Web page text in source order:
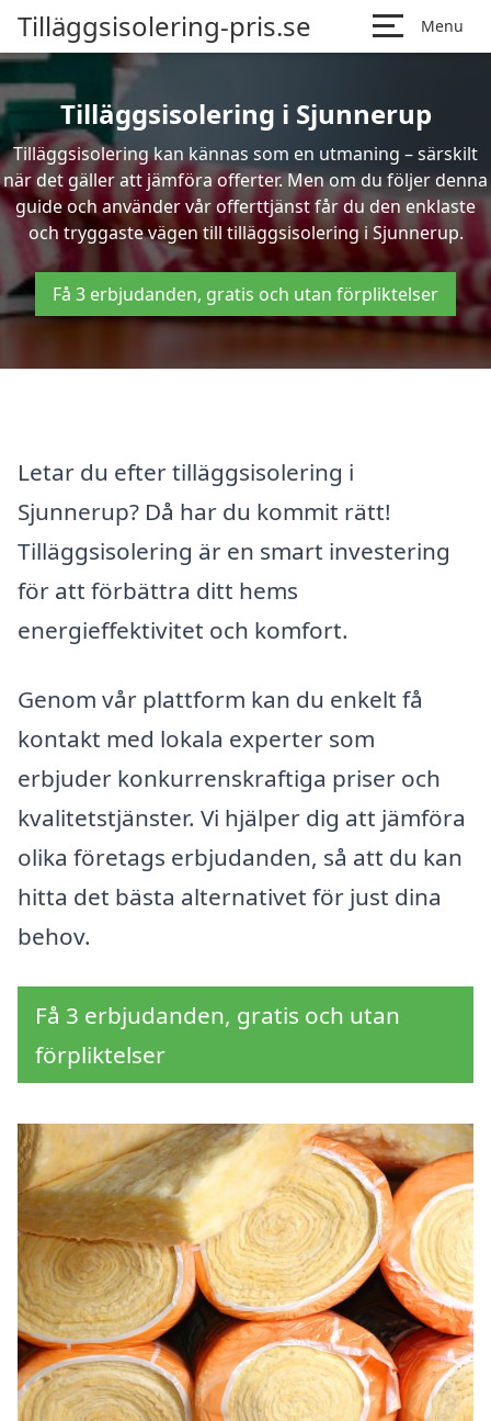
Tilläggsisolering-pris.se Menu
Tilläggsisolering i Sjunnerup
Tilläggsisolering kan kännas som en utmaning – särskilt
när det gäller att jämföra offerter. Men om du följer denna
guide och använder vår offerttjänst får du den enklaste
och tryggaste vägen till tilläggsisolering i Sjunnerup.
Få 3 erbjudanden, gratis och utan förpliktelser
Letar du efter tilläggsisolering i
Sjunnerup? Då har du kommit rätt!
Tilläggsisolering är en smart investering
för att förbättra ditt hems
energieffektivitet och komfort.
Genom vår plattform kan du enkelt få
kontakt med lokala experter som
erbjuder konkurrenskraftiga priser och
kvalitetstjänster. Vi hjälper dig att jämföra
olika företags erbjudanden, så att du kan
hitta det bästa alternativet för just dina
behov.
Få 3 erbjudanden, gratis och utan
förpliktelser